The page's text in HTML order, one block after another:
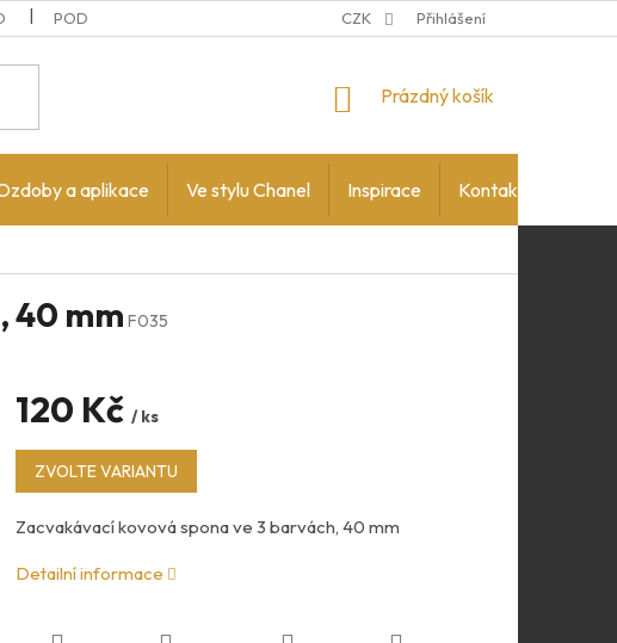
PODMÍNKY OCHRANY OSOBNÍCH ÚDAJŮCZK Přihlášení
NÁKUPNÍ
Prázdný košík
a aplikace Ve stylu Chanel Inspirace Kontakty
40 mm F035
120 Kč / ks
Měrná
cena:
ZVOLTE VARIANTU
Zacvakávací kovová spona ve 3 barvách, 40 mm
Detailní informace